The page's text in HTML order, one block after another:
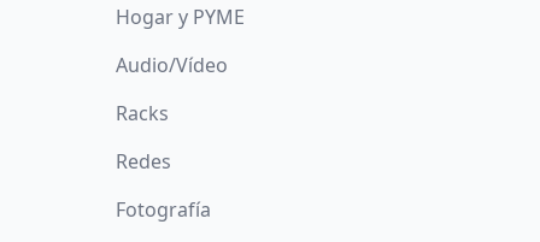
Hogar y PYME
Audio/Vídeo
Racks
Redes
Fotografía